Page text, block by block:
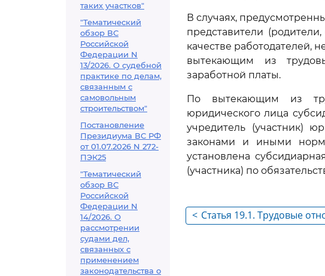
таких участков"
"Тематический
обзор ВС
Российской
Федерации N
13/2026. О судебной
практике по делам,
связанным с
самовольным
строительством"
Постановление
Президиума ВС РФ
от 01.07.2026 N 272-
ПЭК25
"Тематический
обзор ВС
Российской
Федерации N
14/2026. О
рассмотрении
судами дел,
связанных с
применением
законодательства о
В случаях,
представители
качестве работодателей,
вытекающим из
заработной платы.
По вытекающим из
юридического лица
учредитель (участник)
законами и иными
установлена
(участника) по
< Статья 19.1. Трудовые